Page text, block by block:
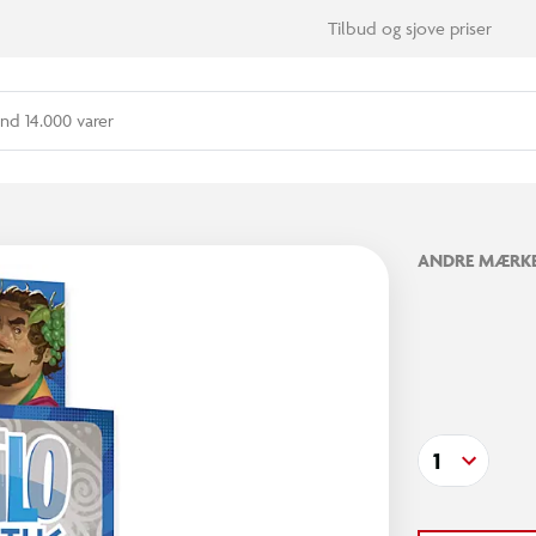
Tilbud og sjove priser
14.000 varer
ANDRE
1